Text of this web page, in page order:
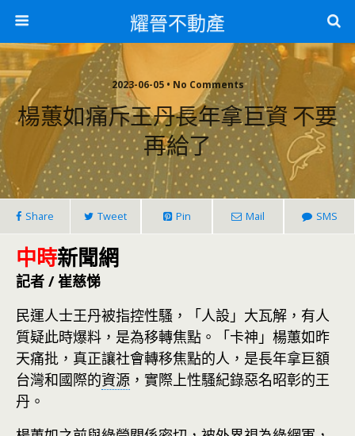
耀晉不動產
2023-06-05 • No Comments
楊蕙如痛斥王丹長年拿巨資 不要
再給了
Share Tweet Pin Mail SMS
中時新聞網
記者 / 崔慈悌
民運人士王丹被指控性騷，「人設」大瓦解，有人
質疑此時爆料，是為移轉焦點。「卡神」楊蕙如昨
天痛批，真正讓社會轉移焦點的人，是長年拿巨額
台灣和國際的資源 ，實際上性騷紀錄惡名昭彰的王
丹。